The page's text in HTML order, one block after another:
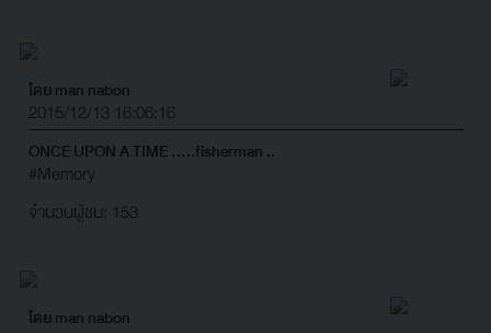
โดย man nabon
2015/12/13 16:06:16
ONCE UPON A TIME .....fisherman ..
#Memory
จำนวนผู้ชม: 153
โดย man nabon